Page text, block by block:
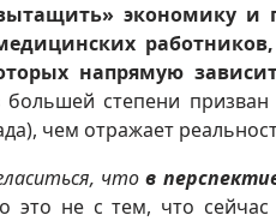
экономику и
напрямую
степени
чем отражает
чтов
это не с тем, что